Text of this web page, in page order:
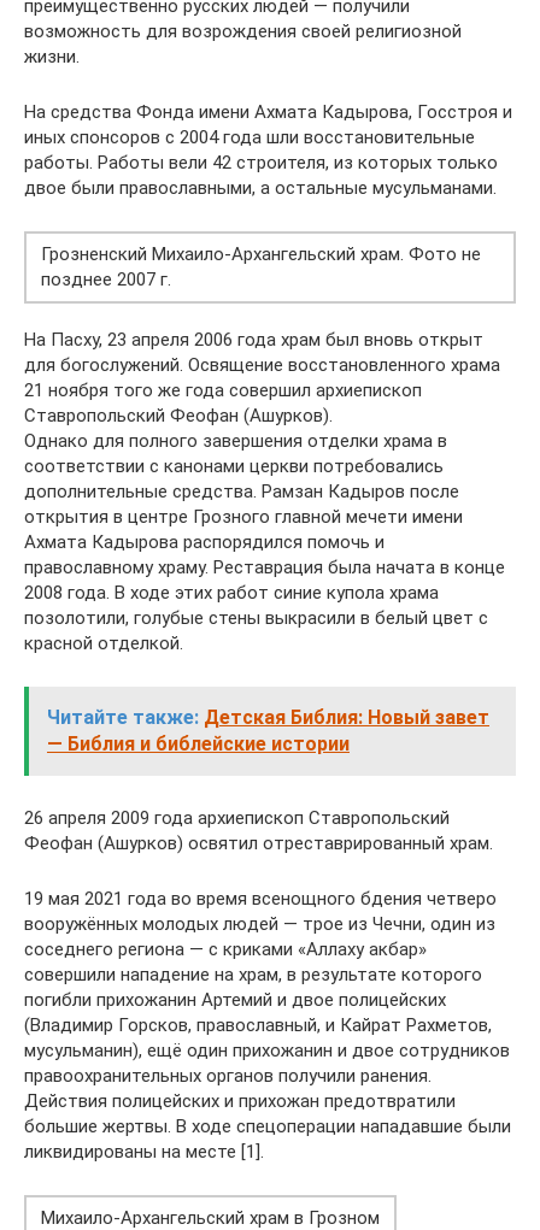
преимущественно русских людей — получили
возможность для возрождения своей религиозной
жизни.
На средства Фонда имени Ахмата Кадырова, Госстроя и
иных спонсоров с 2004 года шли восстановительные
работы. Работы вели 42 строителя, из которых только
двое были православными, а остальные мусульманами.
Грозненский Михаило-Архангельский храм. Фото не
позднее 2007 г.
На Пасху, 23 апреля 2006 года храм был вновь открыт
для богослужений. Освящение восстановленного храма
21 ноября того же года совершил архиепископ
Ставропольский Феофан (Ашурков).
Однако для полного завершения отделки храма в
соответствии с канонами церкви потребовались
дополнительные средства. Рамзан Кадыров после
открытия в центре Грозного главной мечети имени
Ахмата Кадырова распорядился помочь и
православному храму. Реставрация была начата в конце
2008 года. В ходе этих работ синие купола храма
позолотили, голубые стены выкрасили в белый цвет с
красной отделкой.
Читайте также: Детская Библия: Новый завет
— Библия и библейские истории
26 апреля 2009 года архиепископ Ставропольский
Феофан (Ашурков) освятил отреставрированный храм.
19 мая 2021 года во время всенощного бдения четверо
вооружённых молодых людей — трое из Чечни, один из
соседнего региона — с криками «Аллаху акбар»
совершили нападение на храм, в результате которого
погибли прихожанин Артемий и двое полицейских
(Владимир Горсков, православный, и Кайрат Рахметов,
мусульманин), ещё один прихожанин и двое сотрудников
правоохранительных органов получили ранения.
Действия полицейских и прихожан предотвратили
большие жертвы. В ходе спецоперации нападавшие были
ликвидированы на месте [1].
Михаило-Архангельский храм в Грозном